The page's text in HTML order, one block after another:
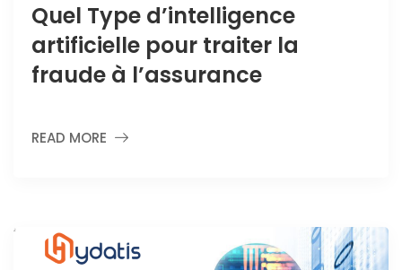
Quel Type d’intelligence
artificielle pour traiter la
fraude à l’assurance
READ MORE